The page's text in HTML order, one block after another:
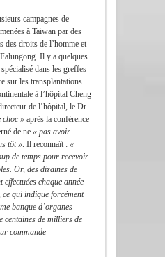
campagnes de
à Taiwan par des
des droits de l’homme et
Il y a quelques
dans les greffes
sur les transplantations
à l’hôpital Cheng
de l’hôpital, le Dr
choc »après la conférence
de ne« pas avoir
tôt ». Il reconnaît : «
de temps pour recevoir
Or, des dizaines de
chaque année
qui indique forcément
banque d’organes
centaines de milliers de
commande’. »